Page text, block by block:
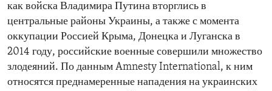
как войска Владимира Путина вторглись в
центральные районы Украины, а также с момента
оккупации Россией Крыма, Донецка и Луганска в
2014 году, российские военные совершили множество
злодеяний. По данным Amnesty International, к ним
относятся преднамеренные нападения на украинских